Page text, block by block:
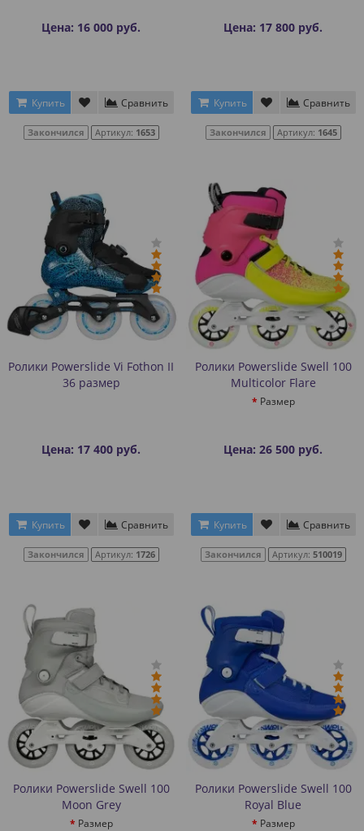
Цена: 16 000 руб.
Купить Сравнить
Закончился Артикул: 1653
Цена: 17 800 руб.
Купить Сравнить
Закончился Артикул: 1645
Ролики Powerslide Vi Fothon II
36 размер
Цена: 17 400 руб.
Купить Сравнить
Закончился Артикул: 1726
Ролики Powerslide Swell 100
Multicolor Flare
Размер
Цена: 26 500 руб.
Купить Сравнить
Закончился Артикул: 510019
Ролики Powerslide Swell 100
Moon Grey
Размер
Ролики Powerslide Swell 100
Royal Blue
Размер